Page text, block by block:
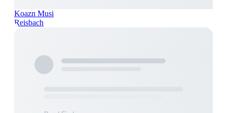
Koazn Musi
Reisbach